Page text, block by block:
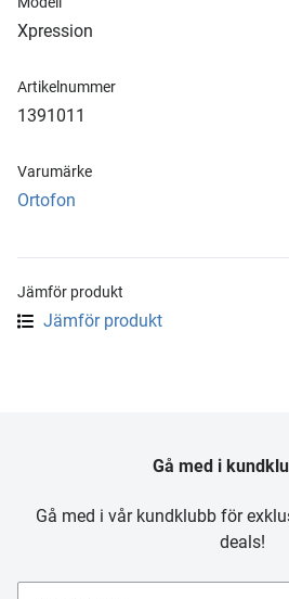
Xpression
Artikelnummer
1391011
Varumärke
Ortofon
Jämför produkt
Jämför produkt
Gå med i
Gå med i vår kundklubb för
deals!